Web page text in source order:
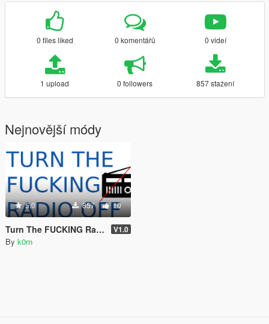
0 files liked 0 komentářů 0 videí
1 upload 0 followers 857 stažení
Nejnovější módy
5.0 857 10
Turn The FUCKING Radio Off V1.0
By k0rn